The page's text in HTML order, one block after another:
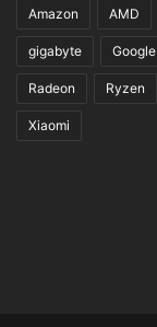
Amazon AMD
gigabyte Google
Radeon Ryzen
Xiaomi